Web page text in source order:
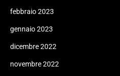
febbraio 2023
gennaio 2023
dicembre 2022
novembre 2022